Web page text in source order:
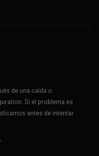
de una caída o
Si el problema es
antes de intentar